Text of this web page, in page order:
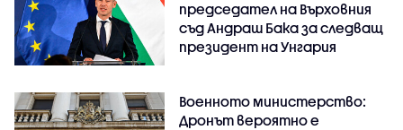
председател на Върховния
съд Андраш Бака за следващ
президент на Унгария
Военното министерство:
Дронът вероятно е